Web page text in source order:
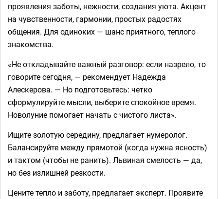
проявления заботы, нежности, создания уюта. Акцент
на чувственности, гармонии, простых радостях
общения. Для одиноких — шанс приятного, теплого
знакомства.
«Не откладывайте важный разговор: если назрело, то
говорите сегодня, — рекомендует Надежда
Алескерова. — Но подготовьтесь: четко
сформулируйте мысли, выберите спокойное время.
Новолуние помогает начать с чистого листа».
Ищите золотую середину, предлагает нумеролог.
Балансируйте между прямотой (когда нужна ясность)
и тактом (чтобы не ранить). Львиная смелость — да,
но без излишней резкости.
Цените тепло и заботу, предлагает эксперт. Проявите